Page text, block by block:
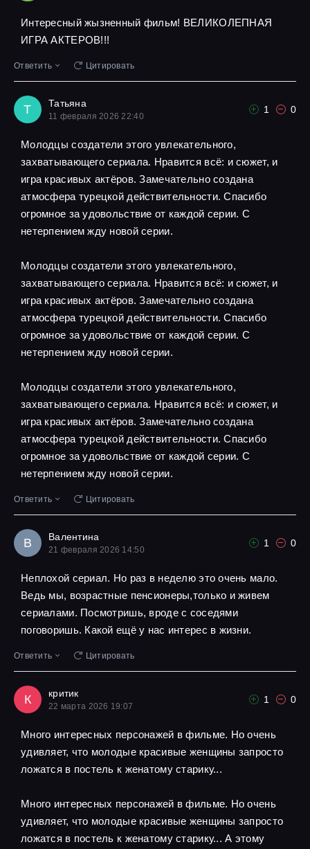
Интересный жызненный фильм! ВЕЛИКОЛЕПНАЯ
ИГРА АКТЕРОВ!!!
Ответить Цитировать
Т Татьяна
11 февраля 2026 22:40
1 0
Молодцы создатели этого увлекательного,
захватывающего сериала. Нравится всё: и сюжет, и
игра красивых актёров. Замечательно создана
атмосфера турецкой действительности. Спасибо
огромное за удовольствие от каждой серии. С
нетерпением жду новой серии.
Молодцы создатели этого увлекательного,
захватывающего сериала. Нравится всё: и сюжет, и
игра красивых актёров. Замечательно создана
атмосфера турецкой действительности. Спасибо
огромное за удовольствие от каждой серии. С
нетерпением жду новой серии.
Молодцы создатели этого увлекательного,
захватывающего сериала. Нравится всё: и сюжет, и
игра красивых актёров. Замечательно создана
атмосфера турецкой действительности. Спасибо
огромное за удовольствие от каждой серии. С
нетерпением жду новой серии.
Ответить Цитировать
В Валентина
21 февраля 2026 14:50
1 0
Неплохой сериал. Но раз в неделю это очень мало.
Ведь мы, возрастные пенсионеры,только и живем
сериалами. Посмотришь, вроде с соседями
поговоришь. Какой ещё у нас интерес в жизни.
Ответить Цитировать
К критик
22 марта 2026 19:07
1 0
Много интересных персонажей в фильме. Но очень
удивляет, что молодые красивые женщины запросто
ложатся в постель к женатому старику...
Много интересных персонажей в фильме. Но очень
удивляет, что молодые красивые женщины запросто
ложатся в постель к женатому старику... А этому